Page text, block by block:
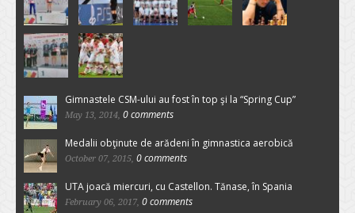
Gimnastele CSM-ului au fost în top şi la “Spring Cup”
May 13, 2014, 0 comments
Medalii obţinute de arădeni în gimnastica aerobică
October 07, 2015, 0 comments
UTA joacă miercuri, cu Castellon. Tănase, în Spania
February 06, 2017, 0 comments